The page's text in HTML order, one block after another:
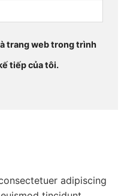
trang web trong trình
tiếp của tôi.
adipiscing